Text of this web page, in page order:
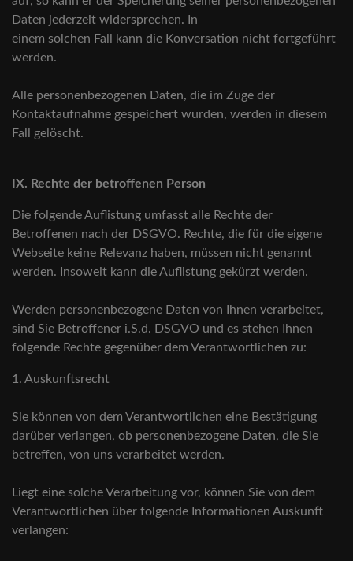
Daten jederzeit widersprechen. In
einem solchen Fall kann die Konversation nicht fortgeführt
werden.
Alle personenbezogenen Daten, die im Zuge der
Kontaktaufnahme gespeichert wurden, werden in diesem
Fall gelöscht.
IX. Rechte der betroffenen Person
Die folgende Auflistung umfasst alle Rechte der
Betroffenen nach der DSGVO. Rechte, die für die eigene
Webseite keine Relevanz haben, müssen nicht genannt
werden. Insoweit kann die Auflistung gekürzt werden.
Werden personenbezogene Daten von Ihnen verarbeitet,
sind Sie Betroffener i.S.d. DSGVO und es stehen Ihnen
folgende Rechte gegenüber dem Verantwortlichen zu:
1. Auskunftsrecht
Sie können von dem Verantwortlichen eine Bestätigung
darüber verlangen, ob personenbezogene Daten, die Sie
betreffen, von uns verarbeitet werden.
Liegt eine solche Verarbeitung vor, können Sie von dem
Verantwortlichen über folgende Informationen Auskunft
verlangen: